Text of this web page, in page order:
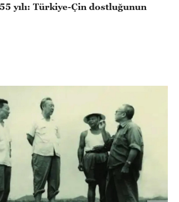
yılı: Türkiye-Çin dostluğunun